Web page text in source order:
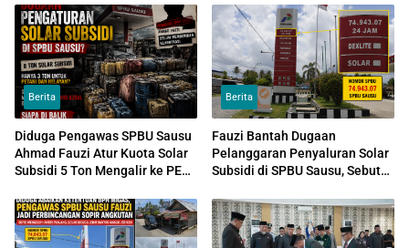
Berita
Diduga Pengawas SPBU Sausu
Ahmad Fauzi Atur Kuota Solar
Subsidi 5 Ton Mengalir ke PETI
Berita
Fauzi Bantah Dugaan
Pelanggaran Penyaluran Solar
Subsidi di SPBU Sausu, Sebut